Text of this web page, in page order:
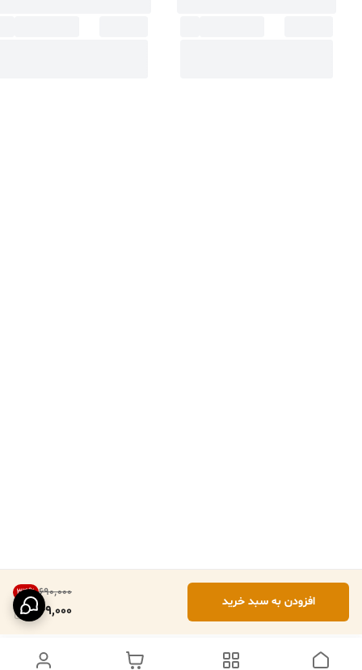
۶۹۰٬۰۰۰ 34%
449,000
افزودن به سبد خرید